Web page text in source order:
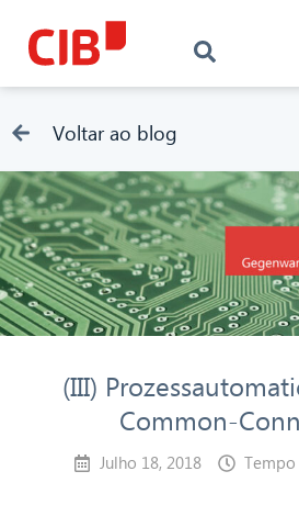
Voltar ao blog
(III)
Common-
Julho 18, 2018